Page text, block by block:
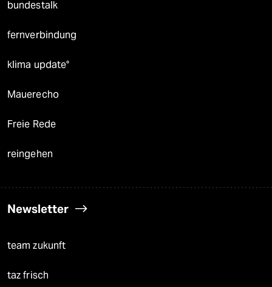
bundestalk
fernverbindung
klima update°
Mauerecho
Freie Rede
reingehen
Newsletter
team zukunft
taz frisch